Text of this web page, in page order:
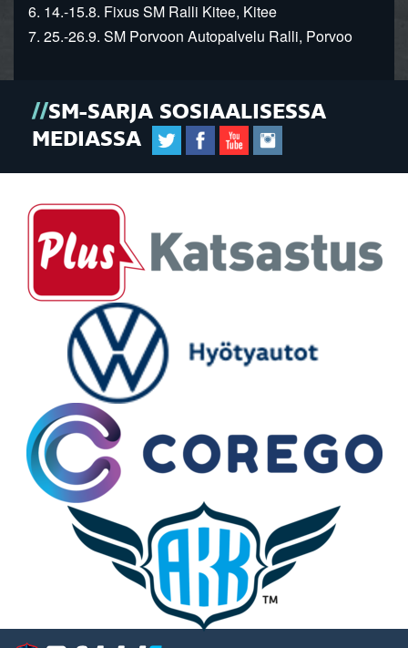
6. 14.-15.8. Fixus SM Ralli Kitee, Kitee
7. 25.-26.9. SM Porvoon Autopalvelu Ralli, Porvoo
SM-SARJA SOSIAALISESSA
MEDIASSA